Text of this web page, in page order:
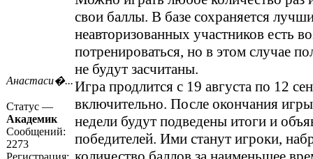
Анастаси�...
Статус —
Академик
Сообщений:
2273
свои баллы. В базе сохраняется
неавторизованных участников есть
потренироваться, но в этом случае
не будут засчитаны.
Игра продлится с 19 августа по 12
включительно. После окончания игры
недели будут подведены итоги и
победителей. Ими станут игроки,